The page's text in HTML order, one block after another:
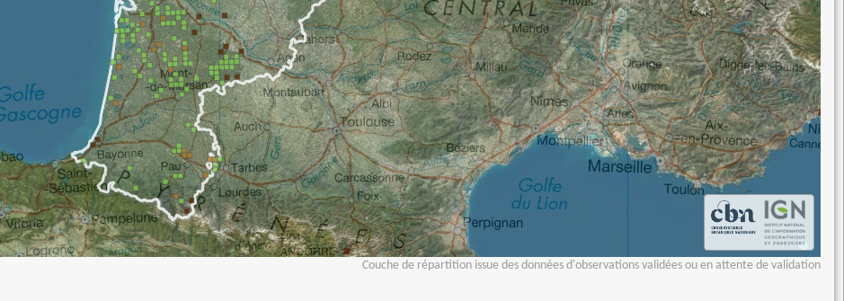
Couche de répartition issue des données d'observations validées ou en attente de validation